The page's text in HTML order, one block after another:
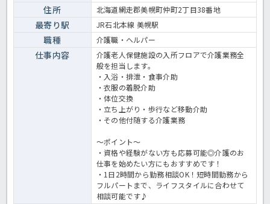
住所 北海道網走郡美幌町仲町2丁目38番地
最寄り駅 JR石北本線 美幌駅
職種 介護職・ヘルパー
仕事内容
介護老人保健施設の入所フロアで介護業務全
般を担当します。
・入浴・排泄・食事介助
・衣服の着脱介助
・体位交換
・立ち上がり・歩行など移動介助
・その他付随する介護業務
～ポイント～
・資格や経験がない方も応募可能◎介護のお
仕事を始めたい方にもおすすめです！
・1日2時間から勤務相談OK！短時間勤務から
フルパートまで、ライフスタイルに合わせて
相談可能です♪